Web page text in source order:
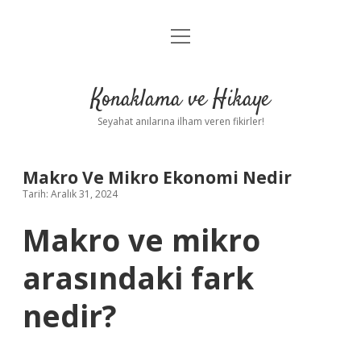
Anasayfa
Yasal Uyarı
menüyü
Konaklama ve Hikaye
Seyahat anılarına ilham veren fikirler!
Makro Ve Mikro Ekonomi Nedir
Tarih: Aralık 31, 2024
Makro ve mikro
arasındaki fark
nedir?